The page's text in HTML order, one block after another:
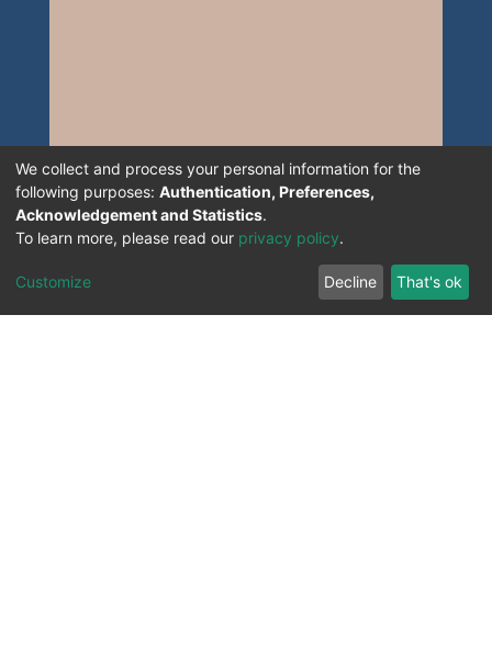
We collect and process your personal information for the
following purposes: Authentication, Preferences,
Acknowledgement and Statistics.
To learn more, please read our privacy policy.
Customize Decline That's ok